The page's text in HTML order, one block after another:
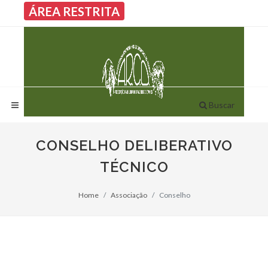
ÁREA RESTRITA
Buscar
CONSELHO DELIBERATIVO
TÉCNICO
Home Associação Conselho